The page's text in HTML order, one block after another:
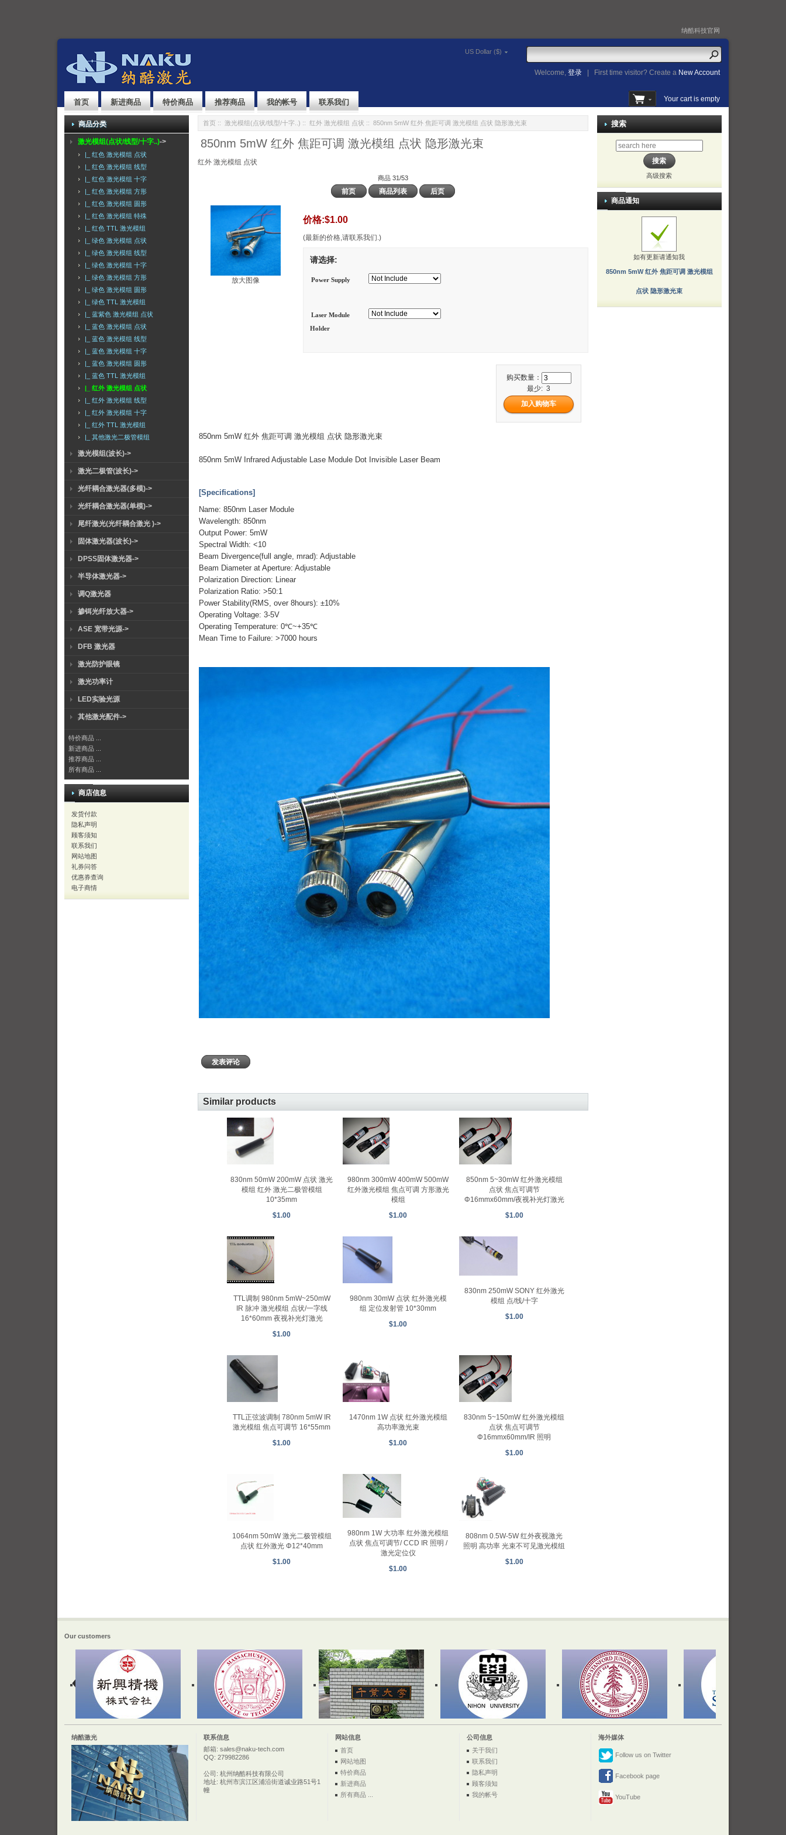
纳酷科技官网
US Dollar ($)
Welcome,登录 First time visitor? Create a New Account
首页 新进商品 特价商品 推荐商品 我的帐号 联系我们 Your cart is empty
商品分类
激光模组(点状/线型/十字..)->
|_ 红色 激光模组 点状
|_ 红色 激光模组 线型
|_ 红色 激光模组 十字
|_ 红色 激光模组 方形
|_ 红色 激光模组 圆形
|_ 红色 激光模组 特殊
|_ 红色 TTL 激光模组
|_ 绿色 激光模组 点状
|_ 绿色 激光模组 线型
|_ 绿色 激光模组 十字
|_ 绿色 激光模组 方形
|_ 绿色 激光模组 圆形
|_ 绿色 TTL 激光模组
|_ 蓝紫色 激光模组 点状
|_ 蓝色 激光模组 点状
|_ 蓝色 激光模组 线型
|_ 蓝色 激光模组 十字
|_ 蓝色 激光模组 圆形
|_ 蓝色 TTL 激光模组
|_ 红外 激光模组 点状
|_ 红外 激光模组 线型
|_ 红外 激光模组 十字
|_ 红外 TTL 激光模组
|_ 其他激光二极管模组
激光模组(波长)->
激光二极管(波长)->
光纤耦合激光器(多模)->
光纤耦合激光器(单模)->
尾纤激光(光纤耦合激光 )->
固体激光器(波长)->
DPSS固体激光器->
半导体激光器->
调Q激光器
掺铒光纤放大器->
ASE 宽带光源->
DFB 激光器
激光防护眼镜
激光功率计
LED实验光源
其他激光配件->
特价商品 ...
新进商品 ...
推荐商品 ...
所有商品 ...
商店信息
发货付款
隐私声明
顾客须知
联系我们
网站地图
礼券问答
优惠券查询
电子商情
首页 :: 激光模组(点状/线型/十字..) :: 红外 激光模组 点状 :: 850nm 5mW 红外 焦距可调 激光模组 点状 隐形激光束
850nm 5mW 红外 焦距可调 激光模组 点状 隐形激光束
红外 激光模组 点状
商品 31/53
前页 商品列表 后页
放大图像
价格:$1.00
(最新的价格,请联系我们.)
请选择:
Power Supply
Laser Module
Holder
购买数量：
最少: 3
850nm 5mW 红外 焦距可调 激光模组 点状 隐形激光束
850nm 5mW Infrared Adjustable Lase Module Dot Invisible Laser Beam
[Specifications]
Name: 850nm Laser Module
Wavelength: 850nm
Output Power: 5mW
Spectral Width: <10
Beam Divergence(full angle, mrad): Adjustable
Beam Diameter at Aperture: Adjustable
Polarization Direction: Linear
Polarization Ratio: >50:1
Power Stability(RMS, over 8hours): ±10%
Operating Voltage: 3-5V
Operating Temperature: 0℃~+35℃
Mean Time to Failure: >7000 hours
发表评论
Similar products
830nm 50mW 200mW 点状 激光
模组 红外 激光二极管模组
10*35mm
$1.00
980nm 300mW 400mW 500mW
红外激光模组 焦点可调 方形激光
模组
$1.00
850nm 5~30mW 红外激光模组
点状 焦点可调节
Φ16mmx60mm/夜视补光灯激光
$1.00
TTL调制 980nm 5mW~250mW
IR 脉冲 激光模组 点状/一字线
16*60mm 夜视补光灯激光
$1.00
980nm 30mW 点状 红外激光模
组 定位发射管 10*30mm
$1.00
830nm 250mW SONY 红外激光
模组 点/线/十字
$1.00
TTL正弦波调制 780nm 5mW IR
激光模组 焦点可调节 16*55mm
$1.00
1470nm 1W 点状 红外激光模组
高功率激光束
$1.00
830nm 5~150mW 红外激光模组
点状 焦点可调节
Φ16mmx60mm/IR 照明
$1.00
1064nm 50mW 激光二极管模组
点状 红外激光 Φ12*40mm
$1.00
980nm 1W 大功率 红外激光模组
点状 焦点可调节/ CCD IR 照明 /
激光定位仪
$1.00
808nm 0.5W-5W 红外夜视激光
照明 高功率 光束不可见激光模组
$1.00
搜索
高级搜索
商品通知
如有更新请通知我
850nm 5mW 红外 焦距可调 激光模组
点状 隐形激光束
Our customers
纳酷激光 联系信息 网站信息 公司信息
海外媒体
邮箱: sales@naku-tech.com
QQ: 279982286
公司: 杭州纳酷科技有限公司
地址: 杭州市滨江区浦沿街道诚业路51号1
幢
首页
网站地图
特价商品
新进商品
所有商品 ...
关于我们
联系我们
隐私声明
顾客须知
我的帐号
Follow us on Twitter
Facebook page
YouTube